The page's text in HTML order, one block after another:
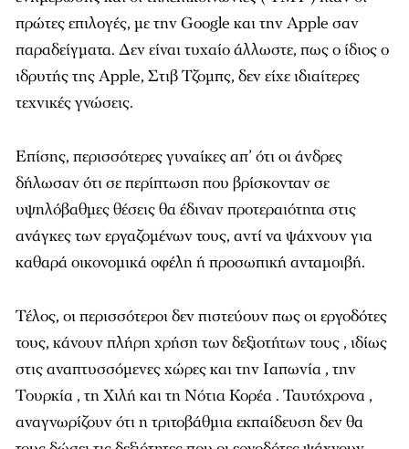
πρώτες επιλογές, με την Google και την Apple σαν
παραδείγματα. Δεν είναι τυχαίο άλλωστε, πως ο ίδιος ο
ιδρυτής της Apple, Στιβ Τζομπς, δεν είχε ιδιαίτερες
τεχνικές γνώσεις.
Επίσης, περισσότερες γυναίκες απ’ ότι οι άνδρες
δήλωσαν ότι σε περίπτωση που βρίσκονταν σε
υψηλόβαθμες θέσεις θα έδιναν προτεραιότητα στις
ανάγκες των εργαζομένων τους, αντί να ψάχνουν για
καθαρά οικονομικά οφέλη ή προσωπική ανταμοιβή.
Τέλος, οι περισσότεροι δεν πιστεύουν πως οι εργοδότες
τους, κάνουν πλήρη χρήση των δεξιοτήτων τους , ιδίως
στις αναπτυσσόμενες χώρες και την Ιαπωνία , την
Τουρκία , τη Χιλή και τη Νότια Κορέα . Ταυτόχρονα ,
αναγνωρίζουν ότι η τριτοβάθμια εκπαίδευση δεν θα